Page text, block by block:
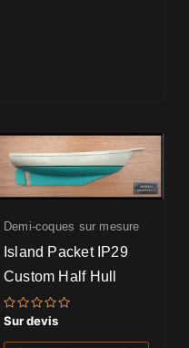
Demi-coques sur mesure
Island Packet IP29
Custom Half Hull
Note
0
sur
Sur devis